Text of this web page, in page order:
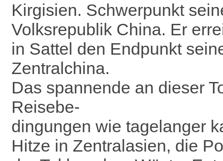
Kirgisien. Schwerpunkt
Volksrepublik China. Er
in Sattel den Endpunkt
Zentralchina.
Das spannende an dieser
Reisebe-
dingungen wie tagelanger
Hitze in Zentralasien, die